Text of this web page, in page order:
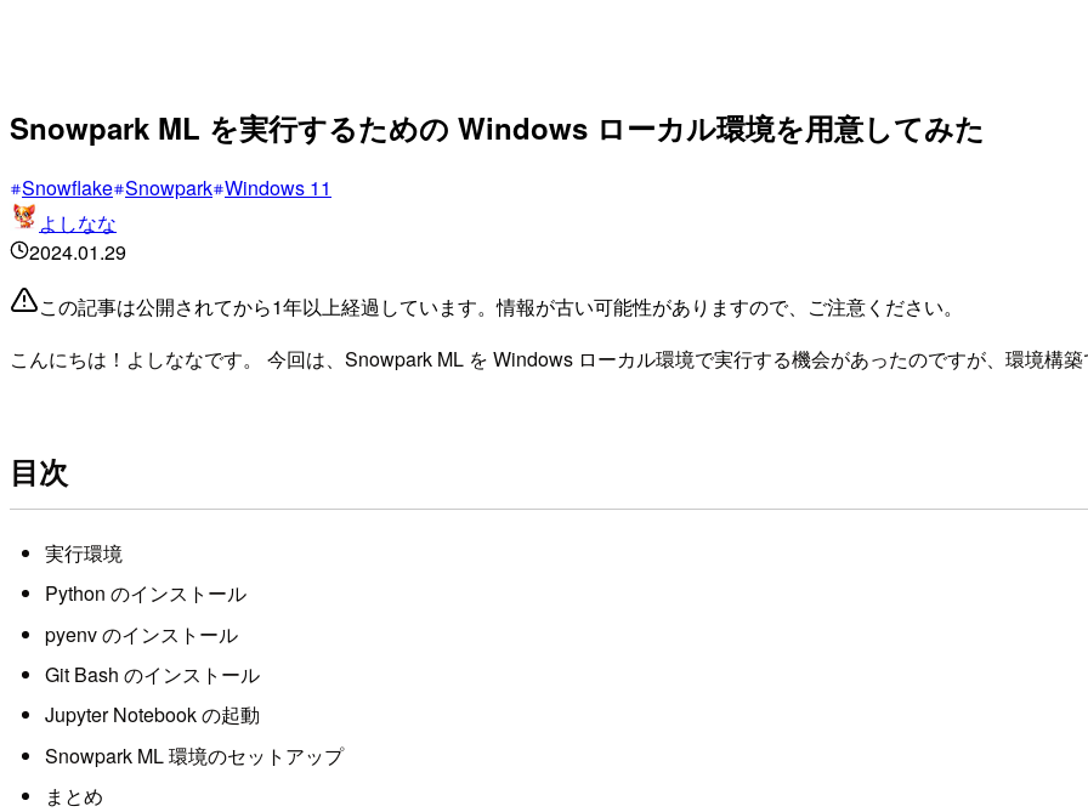
Snowpark ML を実行するための Windows ローカル環境を用意してみた
Snowflake Snowpark Windows 11
よしなな
2024.01.29
この記事は公開されてから1年以上経過しています。情報が古い可能性がありますので、ご注意ください。
こんにちは！よしななです。 今回は、Snowpark ML を Windows ローカル環境で実行する機会があったのですが、環境構
目次
実行環境
Python のインストール
pyenv のインストール
Git Bash のインストール
Jupyter Notebook の起動
Snowpark ML 環境のセットアップ
まとめ